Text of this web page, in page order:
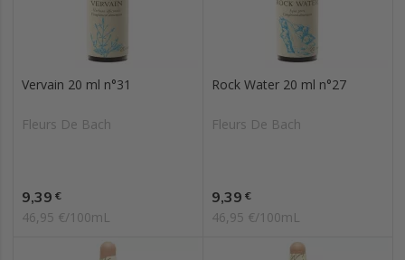
Vervain 20 ml n°31
Fleurs De Bach
Prix
9,39 €
46,95 €/100mL
Rock Water 20 ml n°27
Fleurs De Bach
Prix
9,39 €
46,95 €/100mL